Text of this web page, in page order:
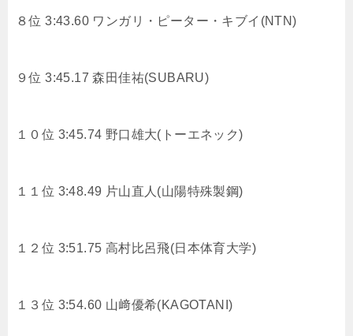
８位 3:43.60 ワンガリ・ピーター・キブイ(NTN)
９位 3:45.17 森田佳祐(SUBARU)
１０位 3:45.74 野口雄大(トーエネック)
１１位 3:48.49 片山直人(山陽特殊製鋼)
１２位 3:51.75 高村比呂飛(日本体育大学)
１３位 3:54.60 山﨑優希(KAGOTANI)